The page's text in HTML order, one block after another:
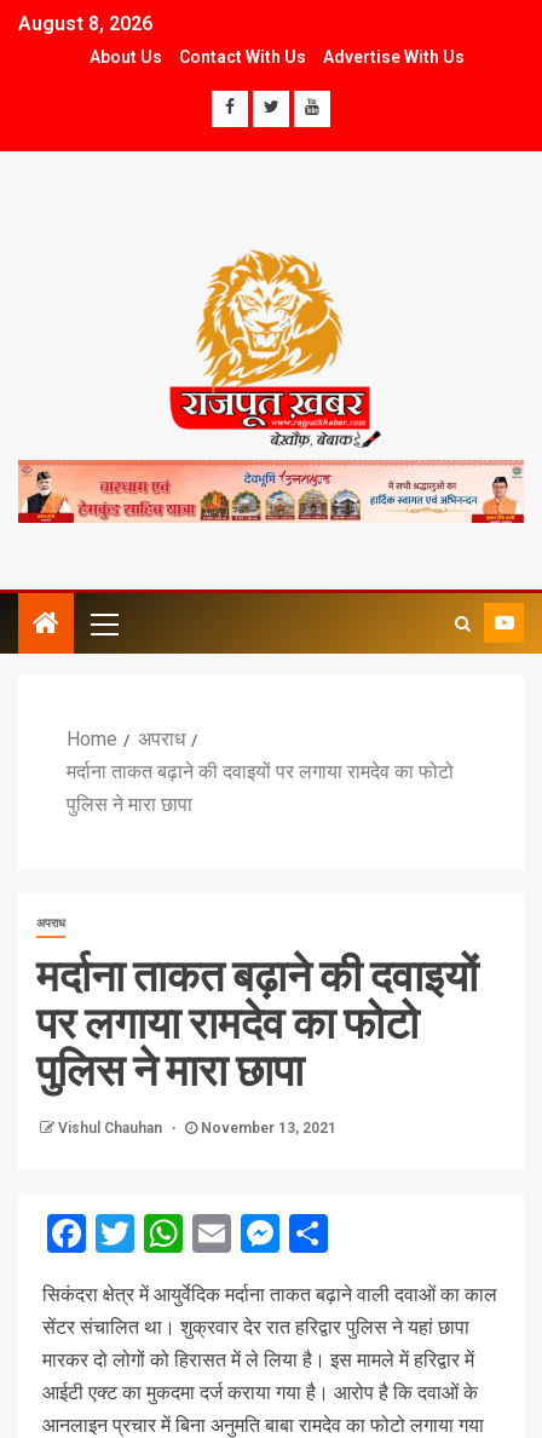
August 8, 2026
About Us Contact With Us Advertise With Us
Home
अपराध
मर्दाना ताकत बढ़ाने की दवाइयों पर लगाया रामदेव का फोटो
पुलिस ने मारा छापा
अपराध
मर्दाना ताकत बढ़ाने की दवाइयों
पर लगाया रामदेव का फोटो
पुलिस ने मारा छापा
Vishul Chauhan November 13, 2021
Facebook
Twitter
WhatsApp
EmailMessenger
सिकंदरा क्षेत्र में आयुर्वेदिक मर्दाना ताकत बढ़ाने वाली दवाओं का काल
सेंटर संचालित था। शुक्रवार देर रात हरिद्वार पुलिस ने यहां छापा
मारकर दो लोगों को हिरासत में ले लिया है। इस मामले में हरिद्वार में
आईटी एक्ट का मुकदमा दर्ज कराया गया है। आरोप है कि दवाओं के
आनलाइन प्रचार में बिना अनुमति बाबा रामदेव का फोटो लगाया गया